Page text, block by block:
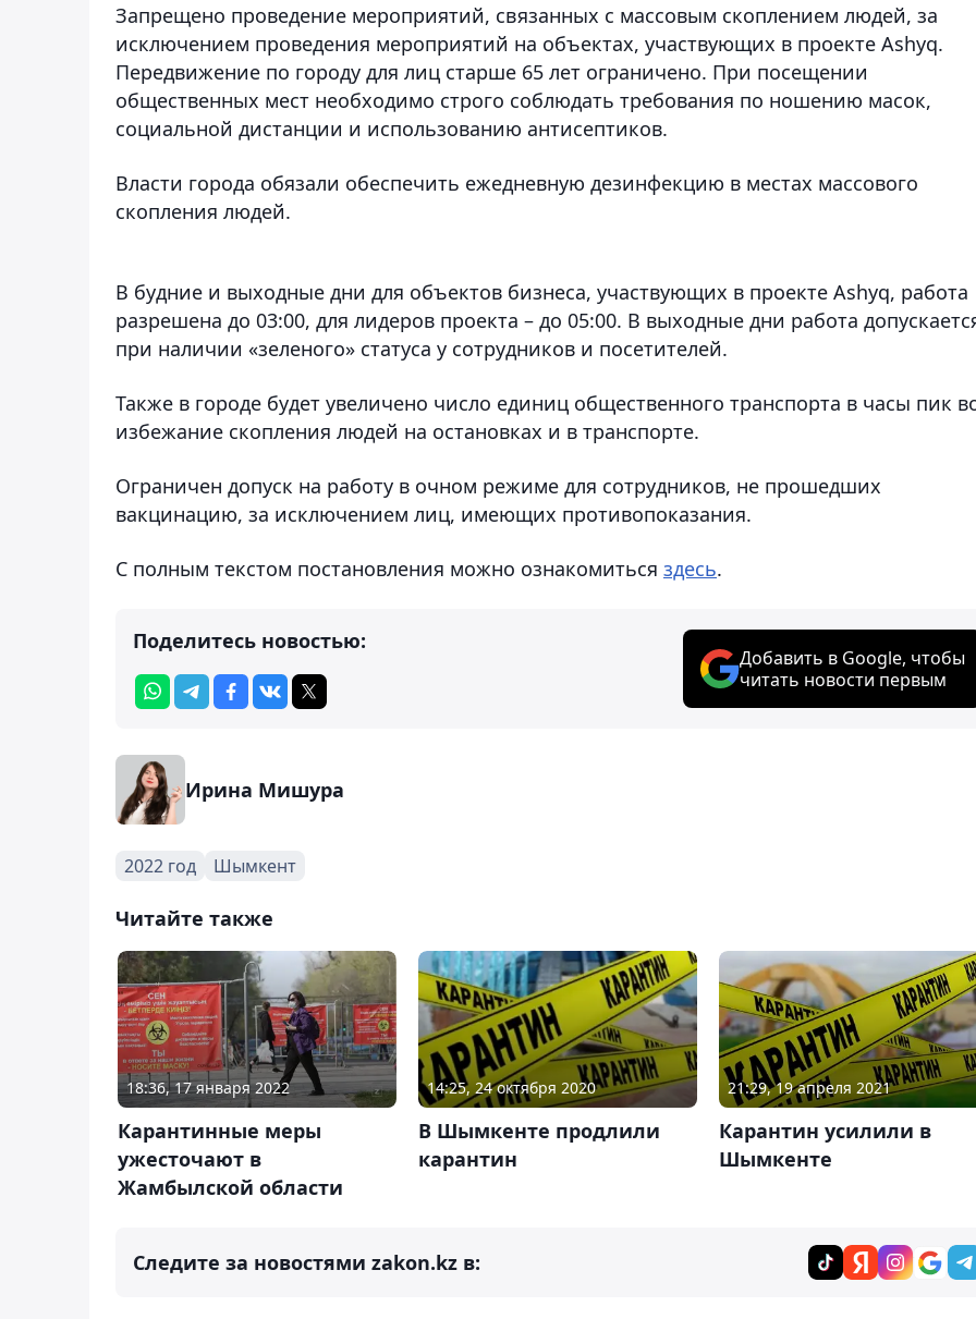
Запрещено проведение мероприятий, связанных с массовым скоплением людей, за
исключением проведения мероприятий на объектах, участвующих в проекте Ashyq.
Передвижение по городу для лиц старше 65 лет ограничено. При посещении
общественных мест необходимо строго соблюдать требования по ношению масок,
социальной дистанции и использованию антисептиков.
Власти города обязали обеспечить ежедневную дезинфекцию в местах массового
скопления людей.
В будние и выходные дни для объектов бизнеса, участвующих в проекте Ashyq, работа
разрешена до 03:00, для лидеров проекта – до 05:00. В выходные дни работа
при наличии «зеленого» статуса у сотрудников и посетителей.
Также в городе будет увеличено число единиц общественного транспорта в часы пик
избежание скопления людей на остановках и в транспорте.
Ограничен допуск на работу в очном режиме для сотрудников, не прошедших
вакцинацию, за исключением лиц, имеющих противопоказания.
С полным текстом постановления можно ознакомиться здесь.
Поделитесь новостью:
Добавить в Google, чтобы
читать новости первым
Ирина Мишура
2022 год Шымкент
Читайте также
18:36, 17 января 2022
Карантинные меры
ужесточают в
Жамбылской области
14:25, 24 октября 2020
В Шымкенте продлили
карантин
21:29, 19 апреля 2021
Карантин усилили в
Шымкенте
Следите за новостями zakon.kz в: